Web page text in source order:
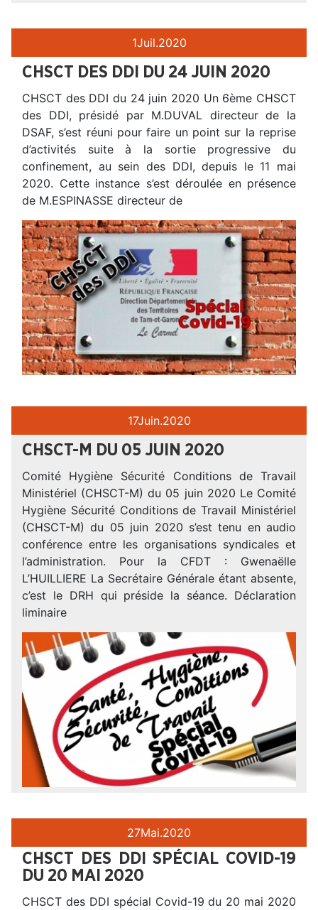
1Juil.2020
CHSCT DES DDI DU 24 JUIN 2020
CHSCT des DDI du 24 juin 2020 Un 6ème CHSCT
des DDI, présidé par M.DUVAL directeur de la
DSAF, s’est réuni pour faire un point sur la reprise
d’activités suite à la sortie progressive du
confinement, au sein des DDI, depuis le 11 mai
2020. Cette instance s’est déroulée en présence
de M.ESPINASSE directeur de
17Juin.2020
CHSCT-M DU 05 JUIN 2020
Comité Hygiène Sécurité Conditions de Travail
Ministériel (CHSCT-M) du 05 juin 2020 Le Comité
Hygiène Sécurité Conditions de Travail Ministériel
(CHSCT-M) du 05 juin 2020 s’est tenu en audio
conférence entre les organisations syndicales et
l’administration. Pour la CFDT : Gwenaëlle
L’HUILLIERE La Secrétaire Générale étant absente,
c’est le DRH qui préside la séance. Déclaration
liminaire
27Mai.2020
CHSCT DES DDI SPÉCIAL COVID-19
DU 20 MAI 2020
CHSCT des DDI spécial Covid-19 du 20 mai 2020